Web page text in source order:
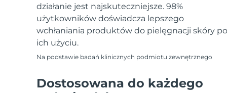
działanie jest najskuteczniejsze. 98%
użytkowników doświadcza lepszego
wchłaniania produktów do pielęgnacji skóry po
ich użyciu.
Na podstawie badań klinicznych podmiotu zewnętrznego
Dostosowana do każdego